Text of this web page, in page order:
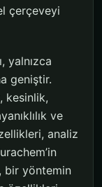
çerçeveyi
yalnızca
geniştir.
kesinlik,
ve
analiz
bir yöntemin